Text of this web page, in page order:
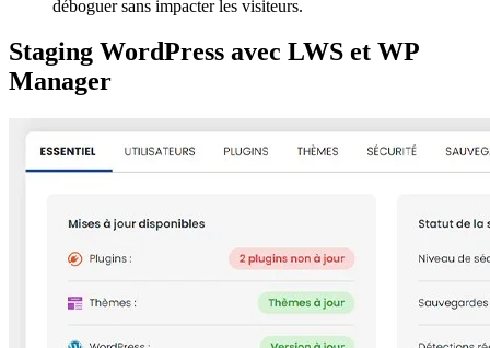
déboguer sans impacter les visiteurs.
Staging WordPress avec LWS et WP
Manager